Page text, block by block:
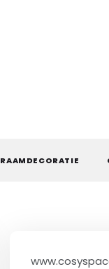
RAAMDECORATIE